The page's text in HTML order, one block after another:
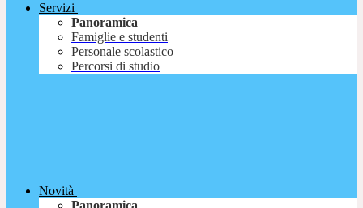
Servizi
Panoramica
Famiglie e studenti
Personale scolastico
Percorsi di studio
Novità